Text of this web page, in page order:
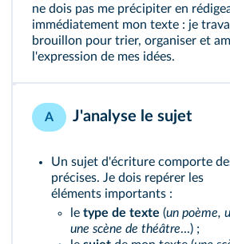
ne dois pas me précipiter en
immédiatement mon texte : je
brouillon pour trier, organiser et
l'expression de mes idées.
A J'analyse le sujet
Un sujet d'écriture comporte
précises. Je dois repérer les
éléments importants :
le type de texte (un poème,
une scène de théâtre...) ;